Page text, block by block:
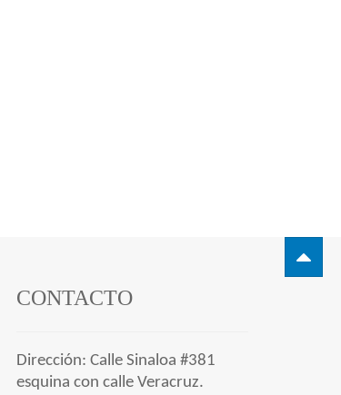
CONTACTO
Dirección: Calle Sinaloa #381
esquina con calle Veracruz.